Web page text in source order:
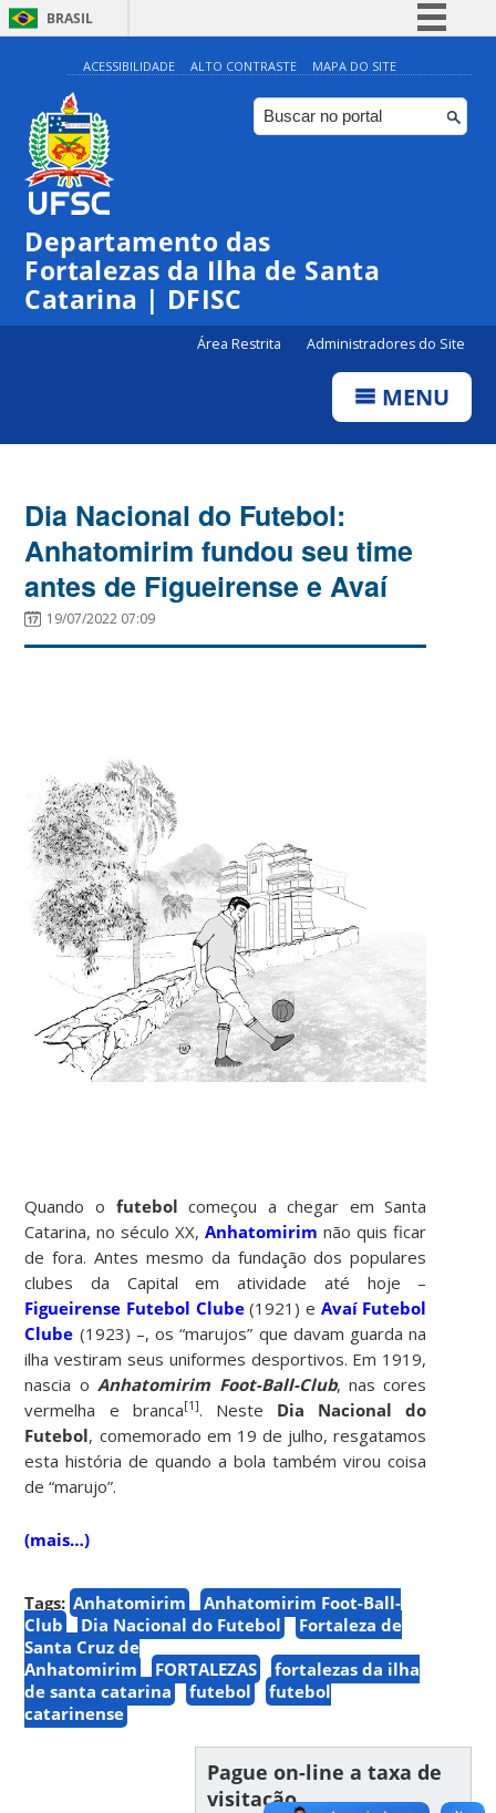
BRASIL
Simplifique!
Comunica BR
Participe
ACESSIBILIDADE ALTO CONTRASTE MAPA DO SITE
Departamento das
Fortalezas da Ilha de Santa
Catarina | DFISC
Área Restrita Administradores do Site
MENU
Dia Nacional do Futebol:
Anhatomirim fundou seu time
antes de Figueirense e Avaí
19/07/2022 07:09
Quando o futebol começou a chegar em Santa
Catarina, no século XX,Anhatomirim não quis ficar
de fora. Antes mesmo da fundação dos populares
clubes da Capital em atividade até hoje –
Figueirense Futebol Clube(1921) e Avaí Futebol
Clube (1923) –, os “marujos” que davam guarda na
ilha vestiram seus uniformes desportivos. Em 1919,
nascia oAnhatomirim Foot-Ball-Club, nas cores
vermelha e branca[1]. Neste Dia Nacional do
Futebol, comemorado em 19 de julho, resgatamos
esta história de quando a bola também virou coisa
de “marujo”.
(mais…)
Tags: Anhatomirim
Anhatomirim Foot-Ball-
Club
Dia Nacional do Futebol
Fortaleza de
Santa Cruz de
Anhatomirim
FORTALEZAS
fortalezas da ilha
de santa catarina
futebol
futebol
catarinense
Pague on-line a taxa de
visitação